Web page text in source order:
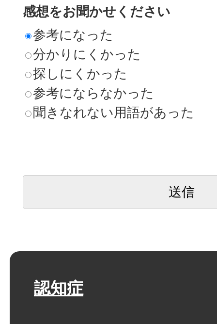
感想をお聞かせください
参考になった
分かりにくかった
探しにくかった
参考にならなかった
聞きなれない用語があった
認知症